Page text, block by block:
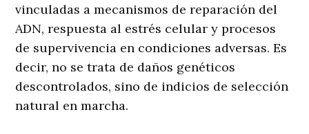
vinculadas a mecanismos de reparación del
ADN, respuesta al estrés celular y procesos
de supervivencia en condiciones adversas. Es
decir, no se trata de daños genéticos
descontrolados, sino de indicios de selección
natural en marcha.